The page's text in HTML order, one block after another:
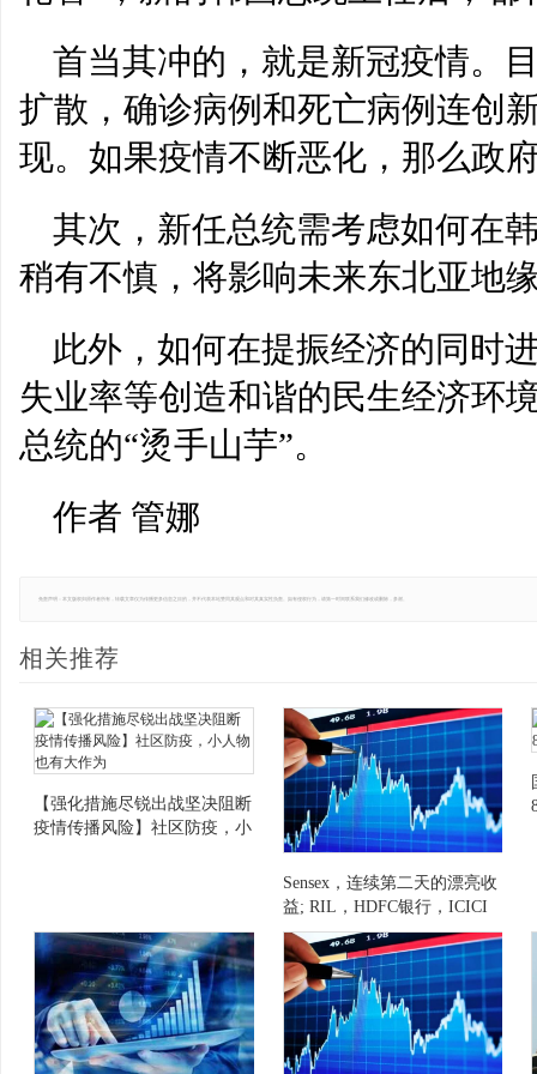
首当其冲的，就是新冠疫情。
扩散，确诊病例和死亡病例连创
现。如果疫情不断恶化，那么政
其次，新任总统需考虑如何在
稍有不慎，将影响未来东北亚地
此外，如何在提振经济的同时
失业率等创造和谐的民生经济环
总统的“烫手山芋”。
作者 管娜
免责声明：本文版权归原作者所有，转载文章仅为传播更多信息之目的，并不代表本站赞同其观点和对其真实性负责。如有侵权行为，请第一时间联系我们修改或删除，多谢。
相关推荐
【强化措施尽锐出战坚决阻断
疫情传播风险】社区防疫，小
Sensex，连续第二天的漂亮收
益; RIL，HDFC银行，ICICI
银行顶级索引官僚主义者